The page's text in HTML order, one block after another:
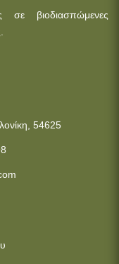
βιοδιασπώμενες
54625